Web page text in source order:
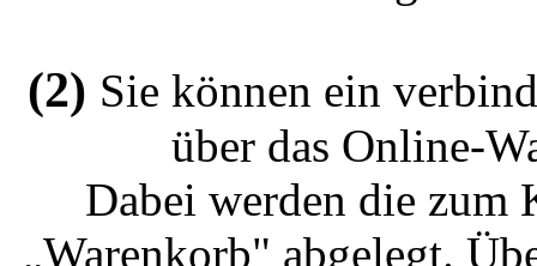
(2) Sie können ein
über das Online-
Dabei werden die zum
„Warenkorb" abgelegt.